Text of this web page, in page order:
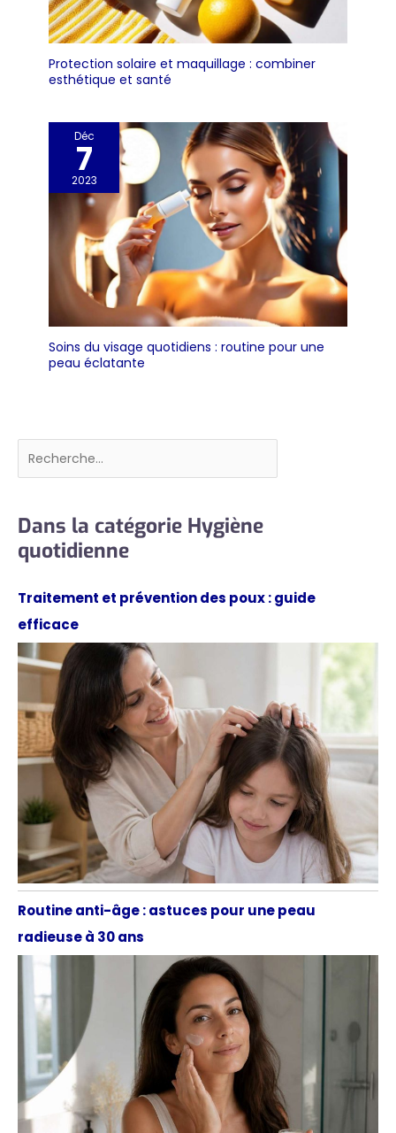
Protection solaire et maquillage : combiner
esthétique et santé
Déc
7
2023
Soins du visage quotidiens : routine pour une
peau éclatante
Rechercher
Dans la catégorie Hygiène
quotidienne
Traitement et prévention des poux : guide
efficace
Routine anti-âge : astuces pour une peau
radieuse à 30 ans